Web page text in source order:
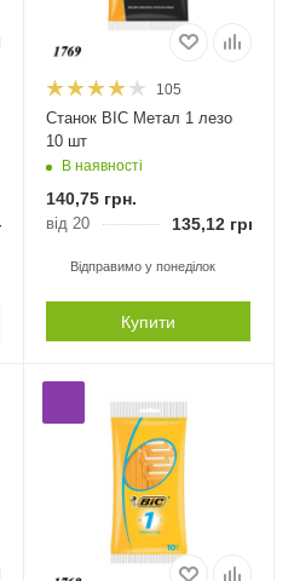
105
Станок BIC Метал 1 лезо
10 шт
В наявності
140,75грн.
від 20 135,12грн.
Відправимо у понеділок
Купити